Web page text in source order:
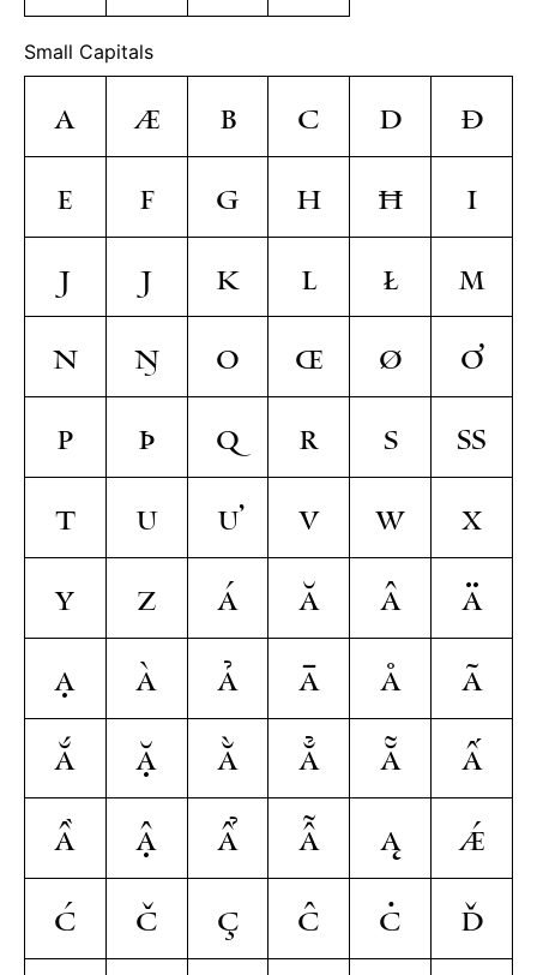
Small Capitals
a æ b c d
ð
e
f g h ħ
i
ȷ
j k l ł
m
n
ŋ o œ ø
ơ
p
þ q r s
ß
t
u ư v w
x
y
z á ă â
ä
ạ
à ả ā å
ã
ắ
ặ ằ ẳ ẵ
ấ
ầ
ậ ẩ ẫ ą
ǽ
ć
č ç ĉ ċ
ď